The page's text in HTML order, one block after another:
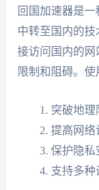
回国加速器是
中转至国内的
接访问国内的网
限制和阻碍。
突破地理
提高网络
保护隐私
支持多种